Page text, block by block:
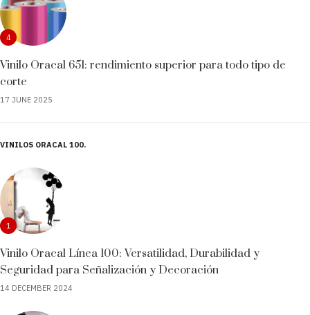
4
Vinilo Oracal 651: rendimiento superior para todo tipo de
corte
17 JUNE 2025
VINILOS ORACAL 100
1
Vinilo Oracal Línea 100: Versatilidad, Durabilidad y
Seguridad para Señalización y Decoración
14 DECEMBER 2024